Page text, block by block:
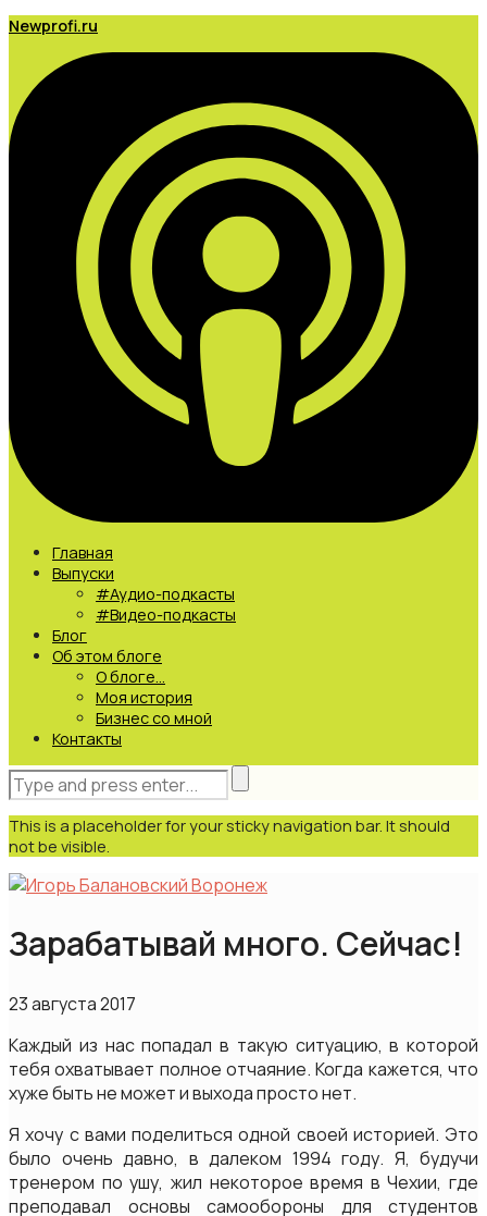
Newprofi.ru
Главная
Выпуски
#Аудио-подкасты
#Видео-подкасты
Блог
Об этом блоге
О блоге…
Моя история
Бизнес со мной
Контакты
This is a placeholder for your sticky navigation bar. It should
not be visible.
Зарабатывай много. Сейчас!
23 августа 2017
Каждый из нас попадал в такую ситуацию, в которой
тебя охватывает полное отчаяние. Когда кажется, что
хуже быть не может и выхода просто нет.
Я хочу с вами поделиться одной своей историей. Это
было очень давно, в далеком 1994 году. Я, будучи
тренером по ушу, жил некоторое время в Чехии, где
преподавал основы самообороны для студентов